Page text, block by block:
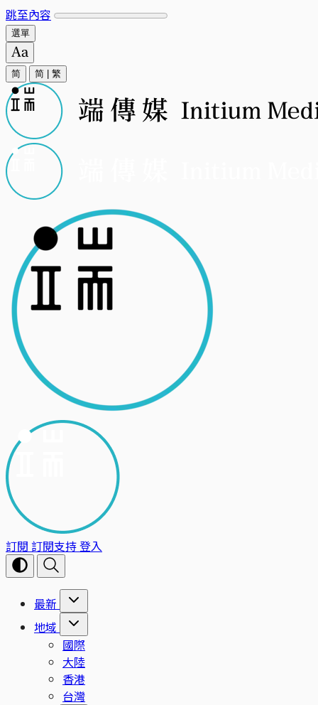
跳至內容
選單
简 简 繁
訂閱 訂閱支持登入
最新
地域
國際
大陸
香港
台灣